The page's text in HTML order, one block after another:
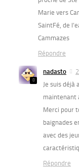
Marie vers
SaintFé, de
Cammazes
Répondre
nadasto
Je suis déjà
maintenant
Merci pour
baignades
avec des
Répondre